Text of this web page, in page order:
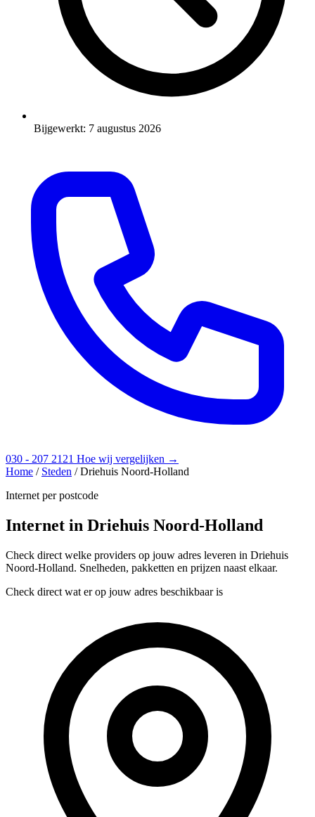
Bijgewerkt: 7 augustus 2026
030 - 207 2121 Hoe wij vergelijken →
Home / Steden / Driehuis Noord-Holland
Internet per postcode
Internet in Driehuis Noord-Holland
Check direct welke providers op jouw adres leveren in Driehuis
Noord-Holland. Snelheden, pakketten en prijzen naast elkaar.
Check direct wat er op jouw adres beschikbaar is